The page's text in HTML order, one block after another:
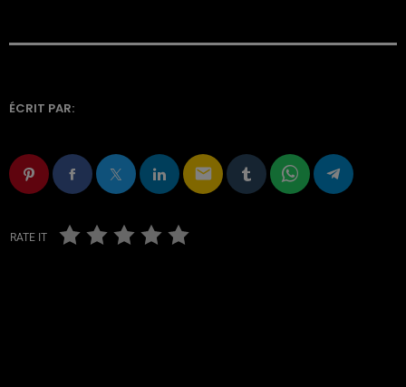
ÉCRIT PAR:
email
RATE IT